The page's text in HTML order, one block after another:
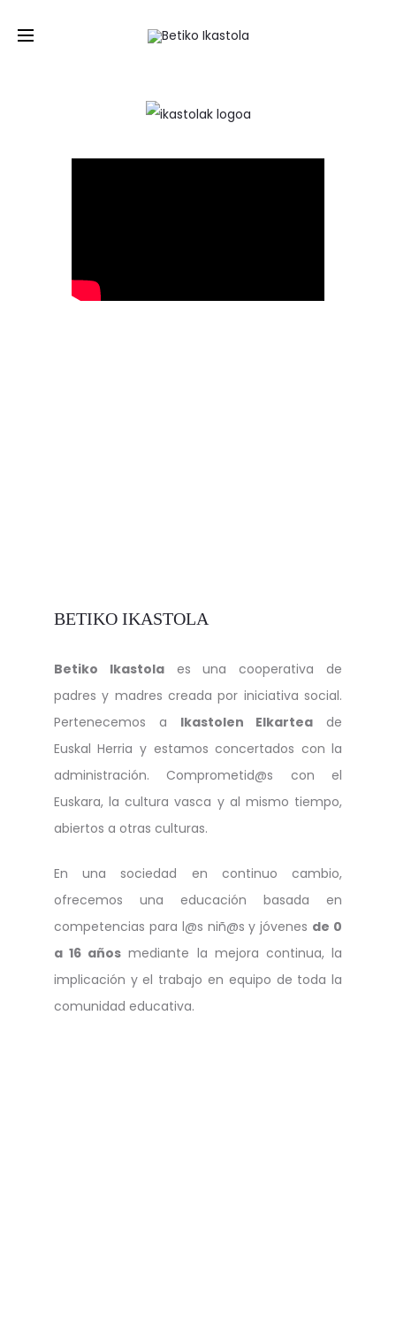
BETIKO IKASTOLA
Betiko Ikastolaes una cooperativa de
padres y madres creada por iniciativa social.
Pertenecemos a Ikastolen Elkartea de
Euskal Herria y estamos concertados con la
administración. Comprometid@s con el
Euskara, la cultura vasca y al mismo tiempo,
abiertos a otras culturas.
En una sociedad en continuo cambio,
ofrecemos una educación basada en
competencias para l@s niñ@s y jóvenes de 0
a 16 años mediante la mejora continua, la
implicación y el trabajo en equipo de toda la
comunidad educativa.